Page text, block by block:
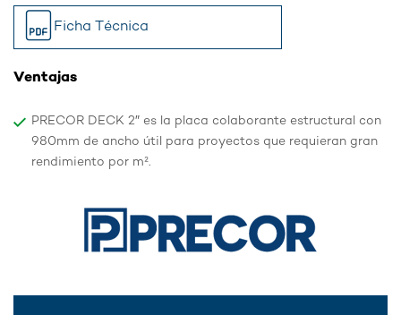
Ficha Técnica
Ventajas
PRECOR DECK 2″ es la placa colaborante estructural con
980mm de ancho útil para proyectos que requieran gran
rendimiento por m².